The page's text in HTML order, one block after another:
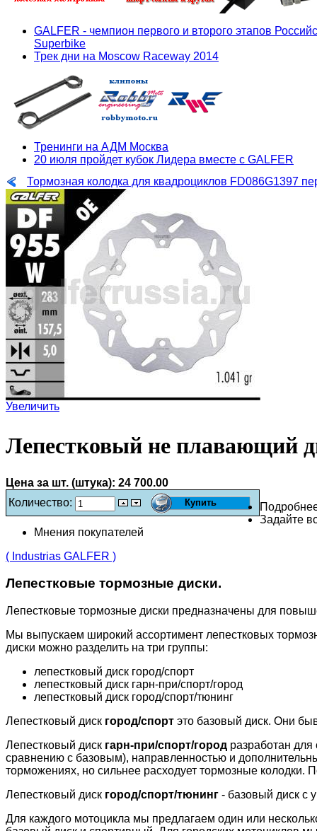
GALFER - чемпион первого и второго этапов
Superbike
Трек дни на Moscow Raceway 2014
Тренинги на АДМ Москва
20 июля пройдет кубок Лидера вместе с GALFER
Тормозная колодка для квадроциклов FD086G1397
Увеличить
Лепестковый не плавающий
Цена за шт. (штука): 24 700.00
Количество:
Задайте
Мнения покупателей
( Industrias GALFER )
Лепестковые тормозные диски.
Лепестковые тормозные диски предназначены для
Мы выпускаем широкий ассортимент лепестковых
диски можно разделить на три группы:
лепестковый диск город/спорт
лепестковый диск гарн-при/спорт/город
лепестковый диск город/спорт/тюнинг
Лепестковый диск город/спорт это базовый диск. Они
Лепестковый диск гарн-при/спорт/город разработан
сравнению с базовым), направленностью и
торможениях, но сильнее расходует тормозные колодки.
Лепестковый диск город/спорт/тюнинг - базовый диск с
Для каждого мотоцикла мы предлагаем один или